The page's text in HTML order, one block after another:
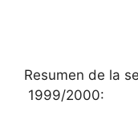
Resumen de la
1999/2000: